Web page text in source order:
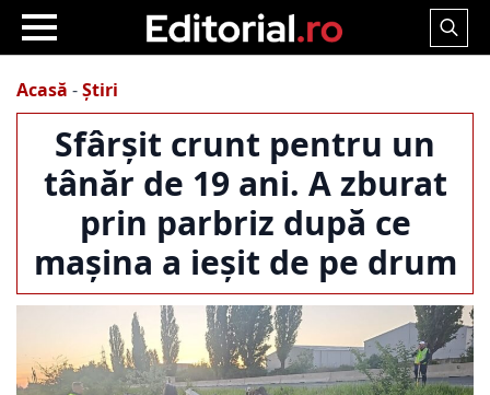
Search
Acasă -Știri
Sfârșit crunt pentru un
tânăr de 19 ani. A zburat
prin parbriz după ce
mașina a ieșit de pe drum